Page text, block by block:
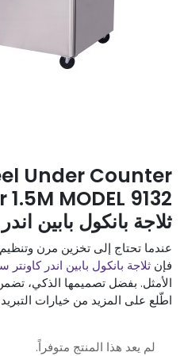
Under Counter
ثلاجة بانكول بابين
عندما تحتاج إلى تخزين مرن
فإن ثلاجة بانكول بابين اندر كاونتر
الأمثل. بفضل تصميمها الذكي،
اطّلع على المزيد من خيارات
لم يعد هذا المنتج متوفراً.